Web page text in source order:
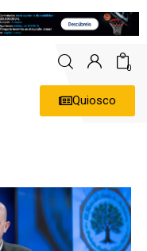
0
Quiosco